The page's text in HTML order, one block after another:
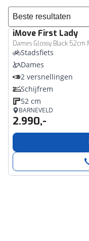
Sorteer resultaten
iMove First Lady
Dames Glossy Black 52cm
Stadsfiets
Dames
2 versnellingen
Schijfrem
52 cm
BARNEVELD
2.990,-